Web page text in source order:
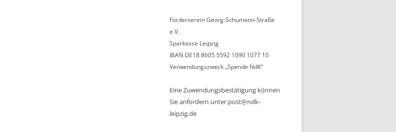
Förderverein Georg-Schumann-Straße
e.V.
Sparkasse Leipzig
IBAN DE18 8605 5592 1090 1077 10
Verwendungszweck „Spende NdK“
Eine Zuwendungsbestätigung können
Sie anfordern unter post@ndk-
leipzig.de